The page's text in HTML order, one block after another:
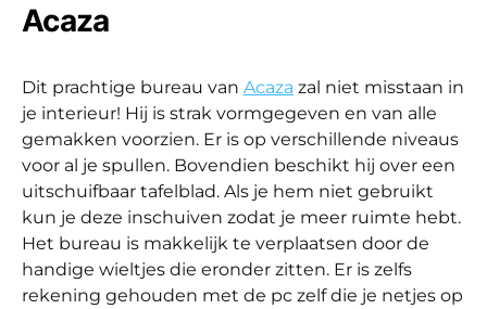
Acaza
Dit prachtige bureau van Acaza zal niet misstaan in
je interieur! Hij is strak vormgegeven en van alle
gemakken voorzien. Er is op verschillende niveaus
voor al je spullen. Bovendien beschikt hij over een
uitschuifbaar tafelblad. Als je hem niet gebruikt
kun je deze inschuiven zodat je meer ruimte hebt.
Het bureau is makkelijk te verplaatsen door de
handige wieltjes die eronder zitten. Er is zelfs
rekening gehouden met de pc zelf die je netjes op